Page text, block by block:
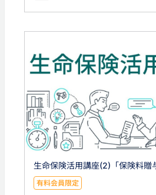
生命保険活用講座(2)「保険料贈
有料会員限定